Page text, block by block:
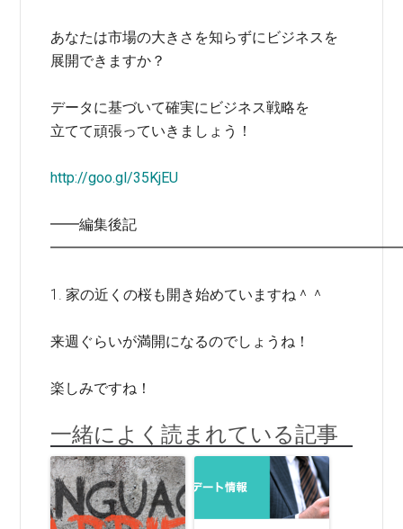
あなたは市場の大きさを知らずにビジネスを
展開できますか？
データに基づいて確実にビジネス戦略を
立てて頑張っていきましょう！
http://goo.gl/35KjEU
━━編集後記
1. 家の近くの桜も開き始めていますね＾＾
来週ぐらいが満開になるのでしょうね！
楽しみですね！
一緒によく読まれている記事